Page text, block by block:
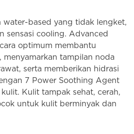
water-based yang tidak lengket,
sensasi cooling. Advanced
optimum membantu
menyamarkan tampilan noda
serta memberikan hidrasi
7 Power Soothing Agent
Kulit tampak sehat, cerah,
untuk kulit berminyak dan